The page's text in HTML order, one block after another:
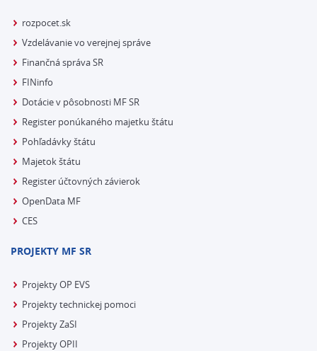
rozpocet.sk
Vzdelávanie vo verejnej správe
Finančná správa SR
FINinfo
Dotácie v pôsobnosti MF SR
Register ponúkaného majetku štátu
Pohľadávky štátu
Majetok štátu
Register účtovných závierok
OpenData MF
CES
PROJEKTY MF SR
Projekty OP EVS
Projekty technickej pomoci
Projekty ZaSI
Projekty OPII